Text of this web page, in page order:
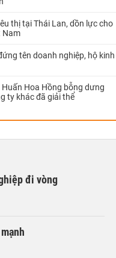
thị tại Thái Lan, dồn lực cho
Nam
tên doanh nghiệp, hộ kinh
Hoa Hồng bỗng dưng
ty khác đã giải thể
đi vòng